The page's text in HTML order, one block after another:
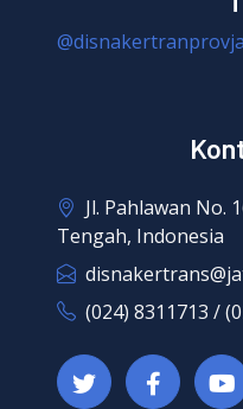
Jl. Pahlawan No.
Tengah, Indonesia
(024) 8311713 /